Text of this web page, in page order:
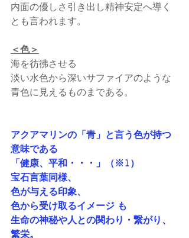
内面の優しさ引き出し精神安定へ導く
とも言われます。
＜色＞
海を彷彿させる
淡い水色から深いサファイアのような
青色に見えるものまである。
アクアマリンの「青」と言う色が持つ
意味である
「健康、平和・・・」（※1）
宝石言葉同様、
色が与える印象、
色から受け取るイメージ も
生命の神秘や人との関わり・繋がり、
繁栄。